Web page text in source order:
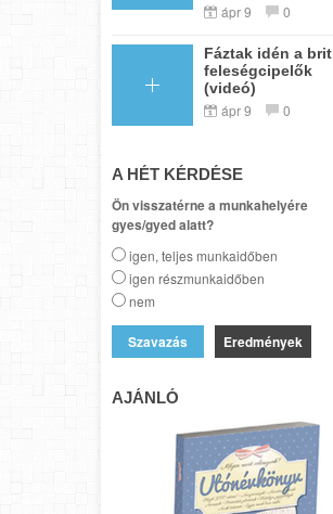
ápr 9 0
Fáztak idén a brit
feleségcipelők
(videó)
ápr 9 0
A HÉT KÉRDÉSE
Ön visszatérne a munkahelyére
gyes/gyed alatt?
igen, teljes munkaidőben
igen részmunkaidőben
nem
Eredmények
AJÁNLÓ